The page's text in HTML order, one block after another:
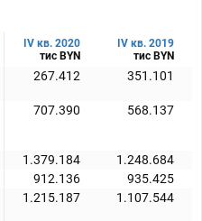
IV кв. 2020
тис BYN
IV кв. 2019
тис BYN
267.412 351.101
707.390 568.137
1.379.184
1.248.684
912.136
935.425
1.215.187 1.107.544